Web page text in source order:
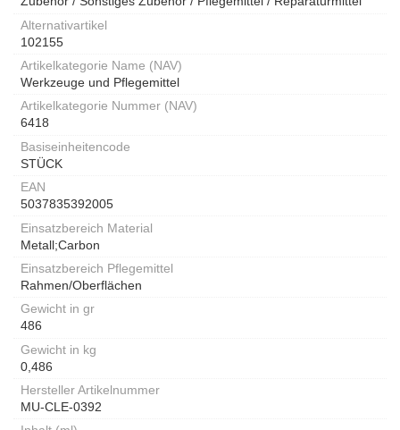
Alternativartikel
102155
Artikelkategorie Name (NAV)
Werkzeuge und Pflegemittel
Artikelkategorie Nummer (NAV)
6418
Basiseinheitencode
STÜCK
EAN
5037835392005
Einsatzbereich Material
Metall;Carbon
Einsatzbereich Pflegemittel
Rahmen/Oberflächen
Gewicht in gr
486
Gewicht in kg
0,486
Hersteller Artikelnummer
MU-CLE-0392